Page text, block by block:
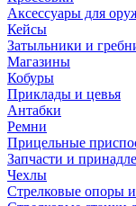
Аксессуары для
Кейсы
Затыльники и
Магазины
Кобуры
Приклады и цевья
Антабки
Ремни
Прицельные
Запчасти и
Чехлы
Стрелковые опоры